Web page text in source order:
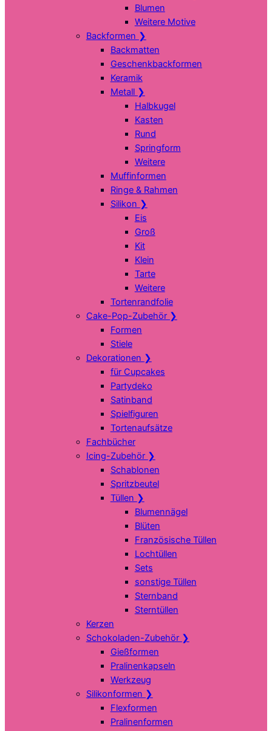
Blumen
Weitere Motive
Backformen ❯
Backmatten
Geschenkbackformen
Keramik
Metall ❯
Halbkugel
Kasten
Rund
Springform
Weitere
Muffinformen
Ringe & Rahmen
Silikon ❯
Eis
Groß
Kit
Klein
Tarte
Weitere
Tortenrandfolie
Cake-Pop-Zubehör ❯
Formen
Stiele
Dekorationen ❯
für Cupcakes
Partydeko
Satinband
Spielfiguren
Tortenaufsätze
Fachbücher
Icing-Zubehör ❯
Schablonen
Spritzbeutel
Tüllen ❯
Blumennägel
Blüten
Französische Tüllen
Lochtüllen
Sets
sonstige Tüllen
Sternband
Sterntüllen
Kerzen
Schokoladen-Zubehör ❯
Gießformen
Pralinenkapseln
Werkzeug
Silikonformen ❯
Flexformen
Pralinenformen